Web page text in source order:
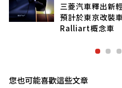
三菱汽車釋出新
預計於東京改裝
Ralliart概念車
您也可能喜歡這些文章